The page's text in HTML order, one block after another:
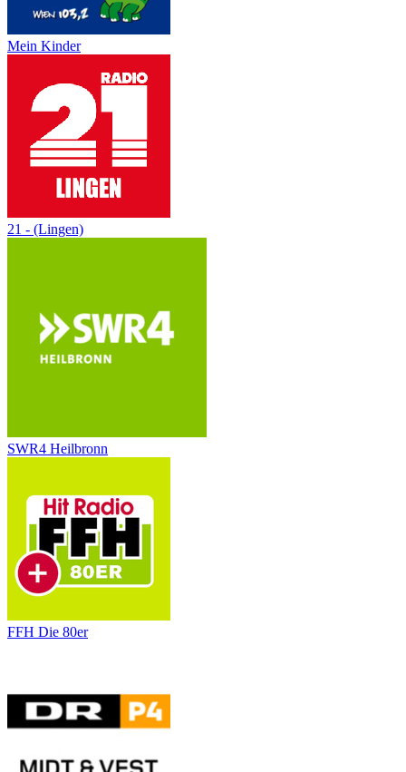
Mein Kinder
21 - (Lingen)
SWR4 Heilbronn
FFH Die 80er